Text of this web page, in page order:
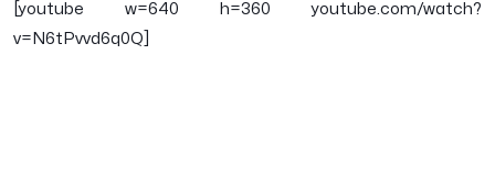
[youtube w=640 h=360 youtube.com/watch?
v=N6tPvvd6q0Q]